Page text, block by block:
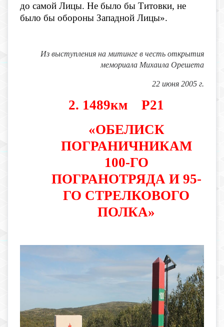
до самой Лицы. Не было бы Титовки, не
было бы обороны Западной Лицы».
Из выступления на митинге в честь открытия
мемориала Михаила Орешета
22 июня 2005 г.
2. 1489км Р21
«ОБЕЛИСК
ПОГРАНИЧНИКАМ
100-ГО
ПОГРАНОТРЯДА И 95-
ГО СТРЕЛКОВОГО
ПОЛКА»